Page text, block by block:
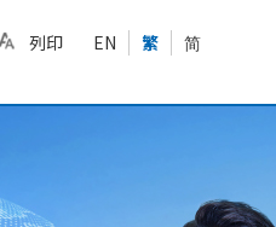
列印 EN 繁 简